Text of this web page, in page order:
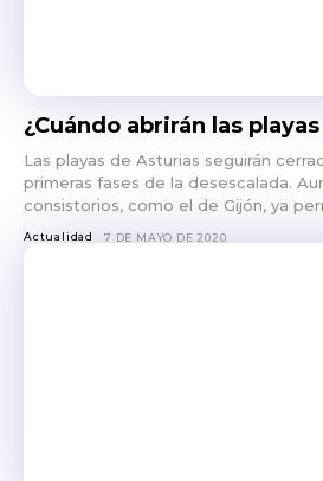
¿Cuándo abrirán las
Las playas de Asturias seguirán
primeras fases de la desescalada.
consistorios, como el de Gijón, ya
Actualidad 7 DE MAYO DE 2020